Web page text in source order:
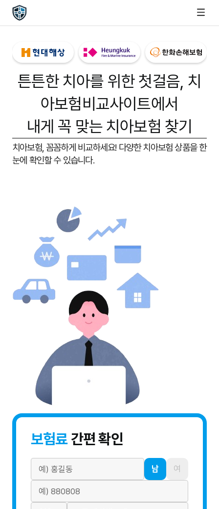
튼튼한 치아를 위한 첫걸음, 치
아보험비교사이트에서
내게 꼭 맞는 치아보험 찾기
치아보험, 꼼꼼하게 비교하세요! 다양한 치아보험 상품을 한
눈에 확인할 수 있습니다.
보험료간편 확인
남 여